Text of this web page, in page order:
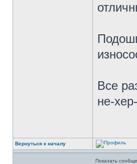
Все
не-
Вернуться к началу
Показать